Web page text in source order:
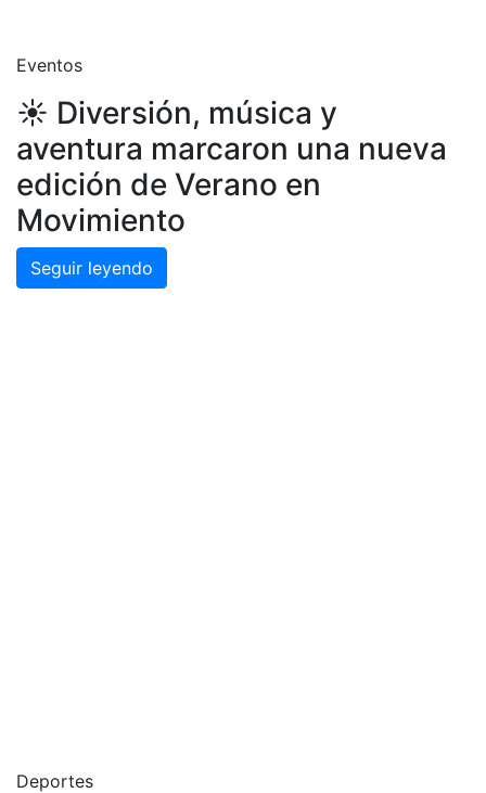
Eventos
☀️ Diversión, música y
aventura marcaron una nueva
edición de Verano en
Movimiento
Seguir leyendo
Deportes